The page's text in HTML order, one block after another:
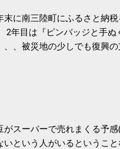
末に南三陸町にふるさと納
2年目は『ピンバッジと手
、、被災地の少しでも復興
なるということもあって始
がスーパーで売れまくる予
いという人がいるというこ